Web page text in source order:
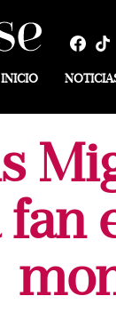
INICIO
fan